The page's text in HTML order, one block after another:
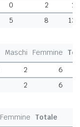
0 2
2
5 8 13
Maschi Femmine
2
6
2 6
Femmine Totale